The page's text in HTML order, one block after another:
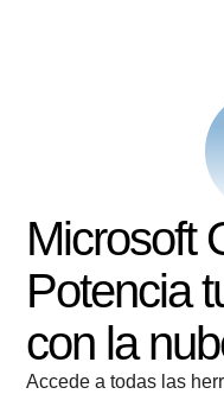
Microsoft
Potencia
con la
Accede a todas las